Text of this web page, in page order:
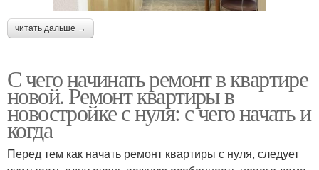
читать дальше →
С чего начинать ремонт в квартире
новой. Ремонт квартиры в
новостройке с нуля: с чего начать и
когда
Перед тем как начать ремонт квартиры с нуля, следует